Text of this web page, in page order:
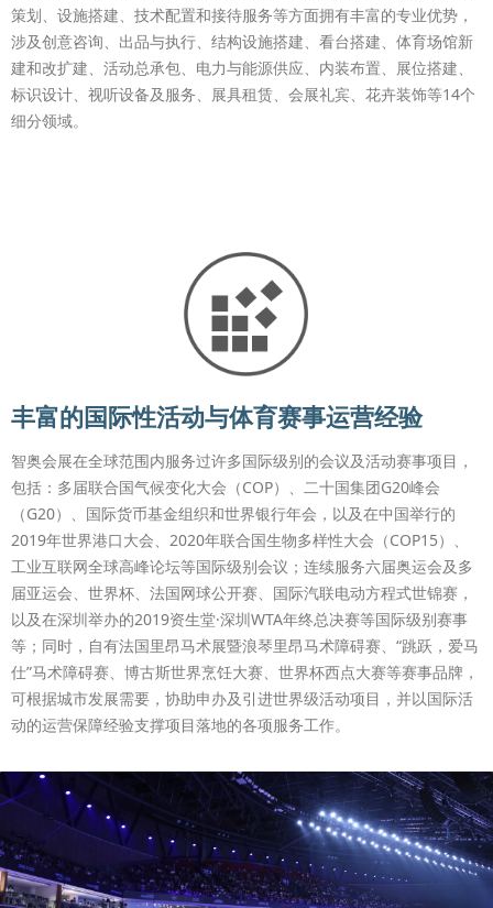
策划、设施搭建、技术配置和接待服务等方面拥有丰富的专业优势，
涉及创意咨询、出品与执行、结构设施搭建、看台搭建、体育场馆新
建和改扩建、活动总承包、电力与能源供应、内装布置、展位搭建、
标识设计、视听设备及服务、展具租赁、会展礼宾、花卉装饰等14个
细分领域。
丰富的国际性活动与体育赛事运营经验
智奥会展在全球范围内服务过许多国际级别的会议及活动赛事项目，
包括：多届联合国气候变化大会（COP）、二十国集团G20峰会
（G20）、国际货币基金组织和世界银行年会，以及在中国举行的
2019年世界港口大会、2020年联合国生物多样性大会（COP15）、
工业互联网全球高峰论坛等国际级别会议；连续服务六届奥运会及多
届亚运会、世界杯、法国网球公开赛、国际汽联电动方程式世锦赛，
以及在深圳举办的2019资生堂·深圳WTA年终总决赛等国际级别赛事
等；同时，自有法国里昂马术展暨浪琴里昂马术障碍赛、“跳跃，爱马
仕”马术障碍赛、博古斯世界烹饪大赛、世界杯西点大赛等赛事品牌，
可根据城市发展需要，协助申办及引进世界级活动项目，并以国际活
动的运营保障经验支撑项目落地的各项服务工作。